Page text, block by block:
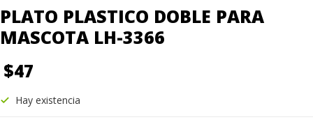
PLATO PLASTICO DOBLE PARA
MASCOTA LH-3366
$47
Hay existencia